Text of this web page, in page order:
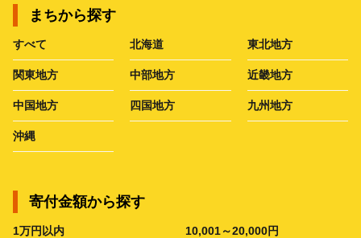
まちから探す
すべて 北海道 東北地方
関東地方 中部地方 近畿地方
中国地方 四国地方 九州地方
沖縄
寄付金額から探す
1万円以内 10,001～20,000円